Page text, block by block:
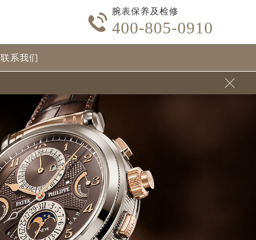

腕表保养及检修
400-805-0910
联系我们
